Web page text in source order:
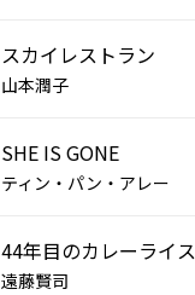
スカイレストラン
山本潤子
SHE IS GONE
ティン・パン・アレー
44年目のカレーライス
遠藤賢司